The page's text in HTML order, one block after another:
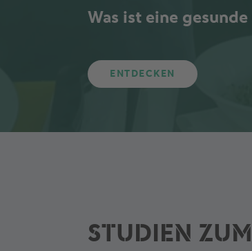
Was ist eine
ENTDECKEN
STUDIEN